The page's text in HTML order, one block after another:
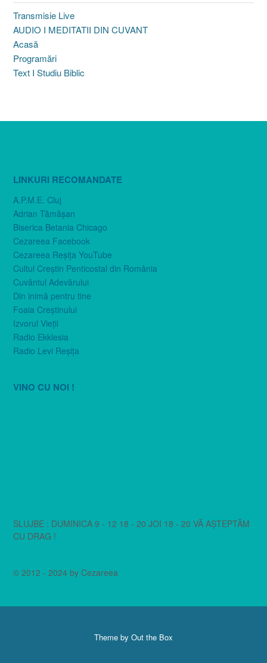
Transmisie Live
AUDIO I MEDITATII DIN CUVANT
Acasă
Programări
Text I Studiu Biblic
LINKURI RECOMANDATE
A.P.M.E. Cluj
Adrian Tămăşan
Biserica Betania Chicago
Cezareea Facebook
Cezareea Reşiţa YouTube
Cultul Creştin Penticostal din România
Cuvântul Adevărului
Din inimă pentru tine
Foaia Creştinului
Izvorul Vieţii
Radio Ekklesia
Radio Levi Reşiţa
VINO CU NOI !
SLUJBE : DUMINICA 9 - 12 18 - 20 JOI 18 - 20 VĂ AȘTEPTĂM
CU DRAG !
© 2012 - 2024 by Cezareea
Theme by Out the Box